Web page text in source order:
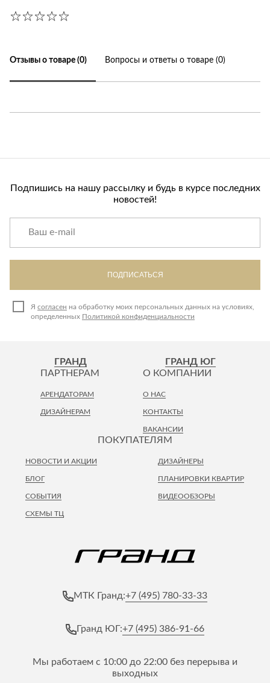
Отзывы о товаре (0) Вопросы и ответы о товаре (0)
Подпишись на нашу рассылку и будь в курсе последних
новостей!
ПОДПИСАТЬСЯ
Я согласен на обработку моих персональных данных на условиях,
определенных Политикой конфиденциальности
ГРАНД ГРАНД ЮГ
ПОКУПАТЕЛЯМ
НОВОСТИ И АКЦИИ
ПЛАНИРОВКИ КВАРТИР
ВИДЕООБЗОРЫ
БЛОГ
СОБЫТИЯ
СХЕМЫ ТЦ
ДИЗАЙНЕРЫ
ПАРТНЕРАМ
АРЕНДАТОРАМ
ДИЗАЙНЕРАМ
О КОМПАНИИ
О НАС
КОНТАКТЫ
ВАКАНСИИ
МТК Гранд:+7 (495) 780-33-33
Гранд ЮГ:+7 (495) 386-91-66
Мы работаем с 10:00 до 22:00 без перерыва и
выходных